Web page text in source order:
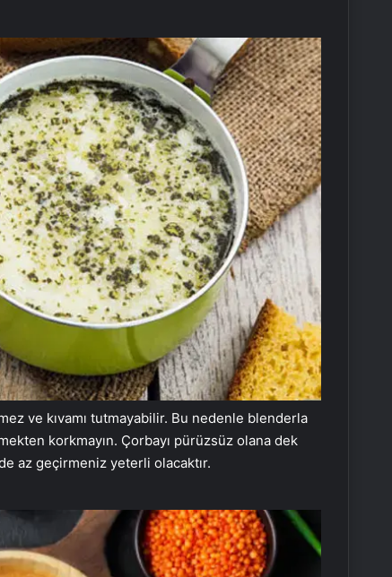
ve kıvamı tutmayabilir. Bu nedenle blenderla
korkmayın. Çorbayı pürüzsüz olana dek
az geçirmeniz yeterli olacaktır.